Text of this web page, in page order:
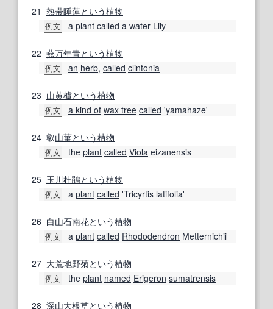
21 熱帯睡蓮という植物
例文 a plant called a water Lily
22 燕万年青という植物
例文 an herb, called clintonia
23 山黄櫨という植物
例文 a kind of wax tree called 'yamahaze'
24 叡山菫という植物
例文 the plant called Viola eizanensis
25 玉川杜鵑という植物
例文 a plant called 'Tricyrtis latifolia'
26 白山石南花という植物
例文 a plant called Rhododendron Metternichii
27 大荒地野菊という植物
例文 the plant named Erigeron sumatrensis
28 深山大根草という植物